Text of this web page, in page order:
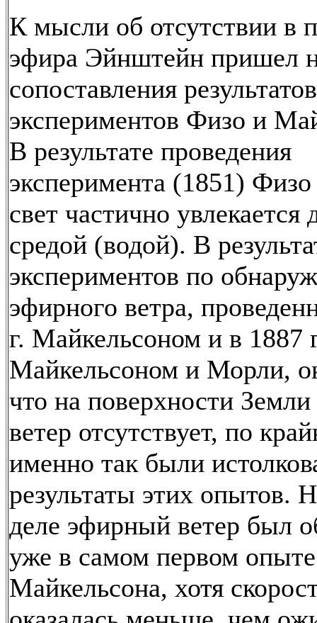
К мысли об отсутствии в
эфира Эйнштейн пришел
сопоставления результатов
экспериментов Физо и
В результате проведения
эксперимента (1851)
свет частично
средой (водой). В
экспериментов по
эфирного ветра,
г. Майкельсоном и в 1887
Майкельсоном и Морли,
что на поверхности
ветер отсутствует, по
именно так были
результаты этих опытов.
деле эфирный ветер был
уже в самом первом опыте
Майкельсона, хотя